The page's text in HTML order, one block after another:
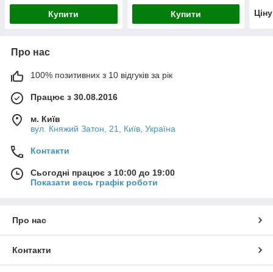
Купити Купити
Про нас
100% позитивних з 10 відгуків за рік
Працює з 30.08.2016
м. Київ
вул. Княжий Затон, 21, Київ, Україна
Контакти
Сьогодні працює з 10:00 до 19:00
Показати весь графік роботи
Про нас
Контакти